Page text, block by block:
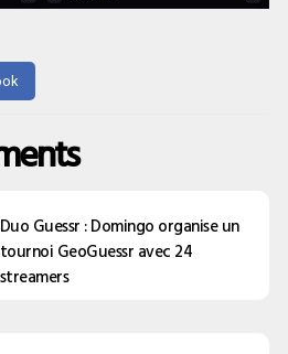
Duo Guessr : Domingo organise un
tournoi GeoGuessr avec 24
streamers